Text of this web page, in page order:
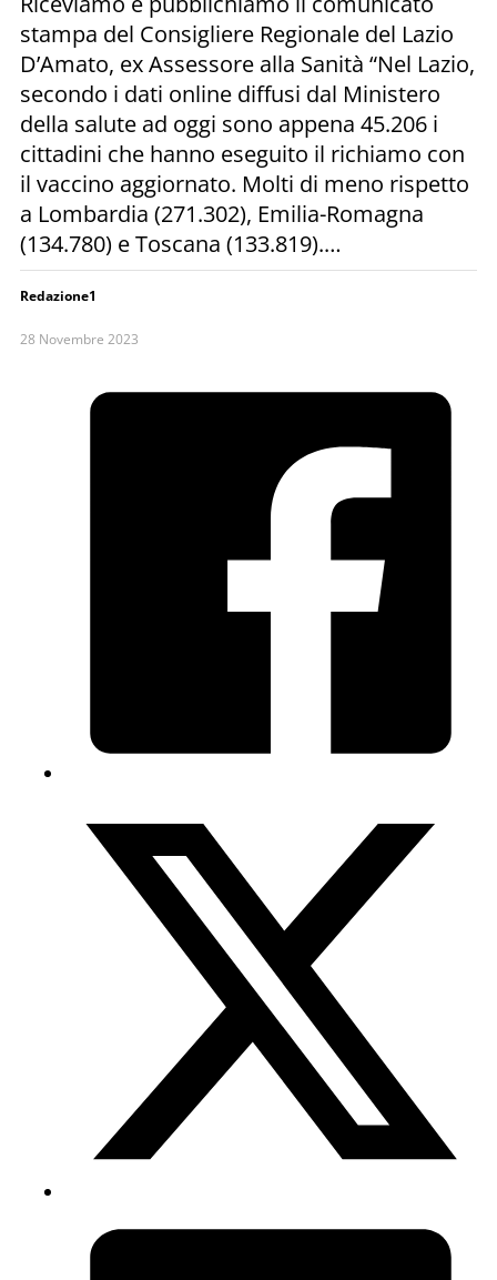
stampa del Consigliere Regionale del Lazio
D’Amato, ex Assessore alla Sanità “Nel Lazio,
secondo i dati online diffusi dal Ministero
della salute ad oggi sono appena 45.206 i
cittadini che hanno eseguito il richiamo con
il vaccino aggiornato. Molti di meno rispetto
a Lombardia (271.302), Emilia-Romagna
(134.780) e Toscana (133.819).…
Redazione1
28 Novembre 2023